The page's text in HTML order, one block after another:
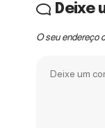
Deixe
O seu endereço